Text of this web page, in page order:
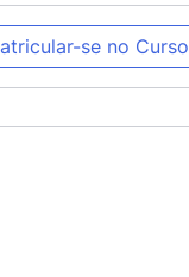
se no Curso